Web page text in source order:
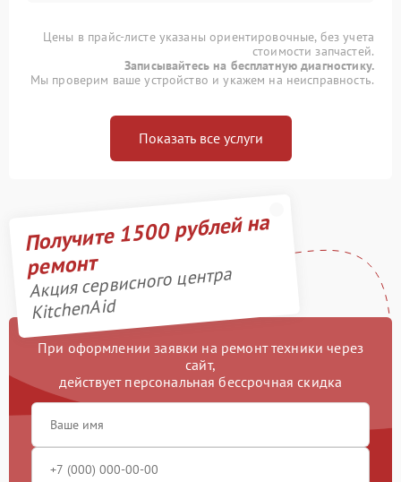
Цены в прайс-листе указаны ориентировочные, без учета
стоимости запчастей.
Записывайтесь на бесплатную диагностику.
Мы проверим ваше устройство и укажем на неисправность.
Показать все услуги
Получите 1500 рублей на
ремонт
Акция сервисного центра
KitchenAid
При оформлении заявки на ремонт техники через
сайт,
действует персональная бессрочная скидка